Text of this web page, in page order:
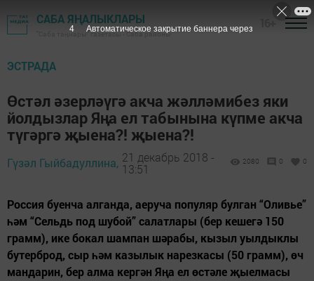
САБА ЯҢАЛЫКЛАРЫ
"Саба таңнары" газетасы - Саба районы
ЭСТРАДА
Өстәл әзерләүгә акча жәлләмибез яки
йолдызлар Яңа ел табынына күпме акча
түгәргә җыена?! җыена?!
Гүзәл Гыйбадуллина, 21 декабрь 2018 -
13:51
2080 0 0
Россия буенча алганда, аеруча популяр булган “Оливье”
һәм “Сельдь под шубой” салатлары (бер кешегә 150
грамм), ике бокал шампан шәрабы, кызыл уылдыклы
бутерброд, сыр һәм казылык нарезкасы (50 грамм), өч
мандарин, бер алма кергән Яңа ел өстәле җыелмасы
3 Автоматическое закрытие баннера через